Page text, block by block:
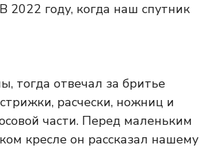
2022 году, когда наш спутник
тогда отвечал за бритье
расчески, ножниц и
части. Перед маленьким
кресле он рассказал нашему